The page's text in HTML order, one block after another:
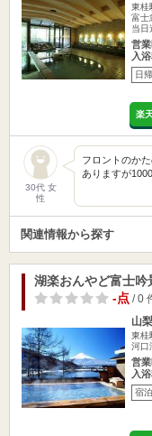
東桂
富士
当日
営
入
日
楽
30代 女
性
フロントのか
ありますが
関連情報から探す
湖楽おんやど富士吟
-点/ 0
山
東桂
河口
営
入
宿泊